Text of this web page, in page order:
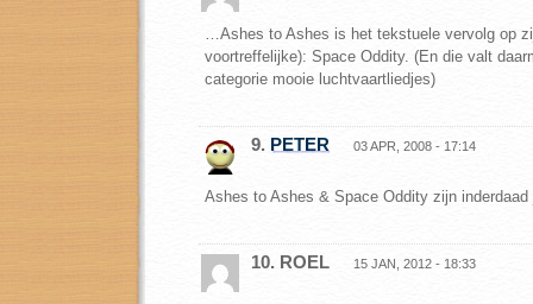
…Ashes to Ashes is het tekstuele vervolg op
voortreffelijke): Space Oddity. (En die valt
categorie mooie luchtvaartliedjes)
9. PETER 03 APR, 2008 - 17:14
Ashes to Ashes & Space Oddity zijn inderdaad
10. ROEL 15 JAN, 2012 - 18:33